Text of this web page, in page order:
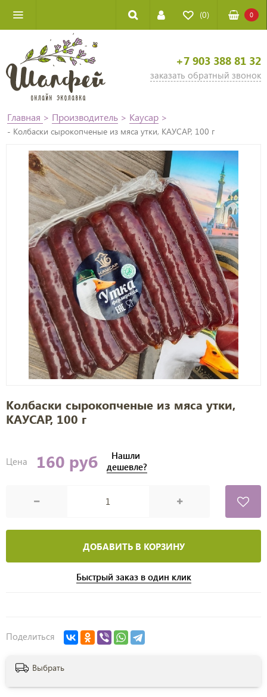
(0) 0
+7 903 388 81 32
заказать обратный звонок
Главная > Производитель > Каусар >
- Колбаски сырокопченые из мяса утки, КАУСАР, 100 г
Колбаски сырокопченые из мяса утки,
КАУСАР, 100 г
Цена 160 руб
Нашли
дешевле?
ДОБАВИТЬ В КОРЗИНУ
Быстрый заказ в один клик
Поделиться
Выбрать